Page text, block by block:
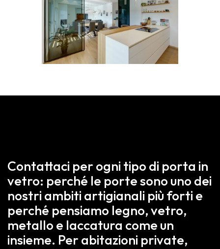
Contattaci per ogni tipo di porta in
vetro: perché le porte sono uno dei
nostri ambiti artigianali più forti e
perché pensiamo legno, vetro,
metallo e laccatura come un
insieme. Per abitazioni private,